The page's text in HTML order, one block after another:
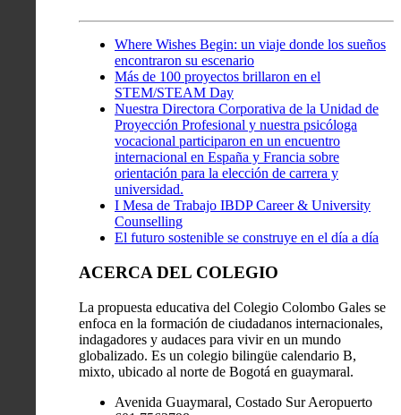
Where Wishes Begin: un viaje donde los sueños
encontraron su escenario
Más de 100 proyectos brillaron en el
STEM/STEAM Day
Nuestra Directora Corporativa de la Unidad de
Proyección Profesional y nuestra psicóloga
vocacional participaron en un encuentro
internacional en España y Francia sobre
orientación para la elección de carrera y
universidad.
I Mesa de Trabajo IBDP Career & University
Counselling
El futuro sostenible se construye en el día a día
ACERCA DEL COLEGIO
La propuesta educativa del Colegio Colombo Gales se
enfoca en la formación de ciudadanos internacionales,
indagadores y audaces para vivir en un mundo
globalizado. Es un colegio bilingüe calendario B,
mixto, ubicado al norte de Bogotá en guaymaral.
Avenida Guaymaral, Costado Sur Aeropuerto